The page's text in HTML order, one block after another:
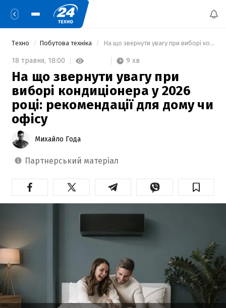
Техно Побутова техніка На що звернути увагу при виборі кондиціонера у 2026 році: рекомендації для дому чи офісу
18 травня, 18:00 9 хв
На що звернути увагу при
виборі кондиціонера у 2026
році: рекомендації для дому чи
офісу
Михайло Года
партнерський матеріал